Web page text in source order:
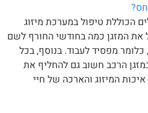
טיפול במערכת מיזוג
המזגן כמה בחודשי החורף לשם
מפסיד לעבוד. בנוסף, בכל
הרכב חשוב גם להחליף את
המיזוג והארכה של חיי